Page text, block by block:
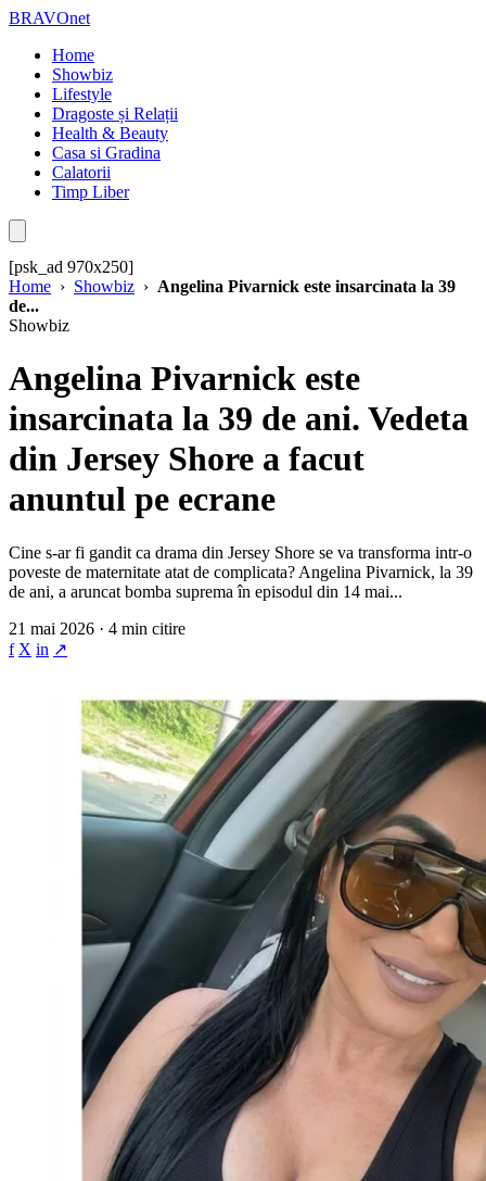
BRAVOnet
Home
Showbiz
Lifestyle
Dragoste și Relații
Health & Beauty
Casa si Gradina
Calatorii
Timp Liber
[psk_ad 970x250]
Home › Showbiz › Angelina Pivarnick este insarcinata la 39
de...
Showbiz
Angelina Pivarnick este
insarcinata la 39 de ani. Vedeta
din Jersey Shore a facut
anuntul pe ecrane
Cine s-ar fi gandit ca drama din Jersey Shore se va transforma intr-o
poveste de maternitate atat de complicata? Angelina Pivarnick, la 39
de ani, a aruncat bomba suprema în episodul din 14 mai...
21 mai 2026 · 4 min citire
f X in ↗